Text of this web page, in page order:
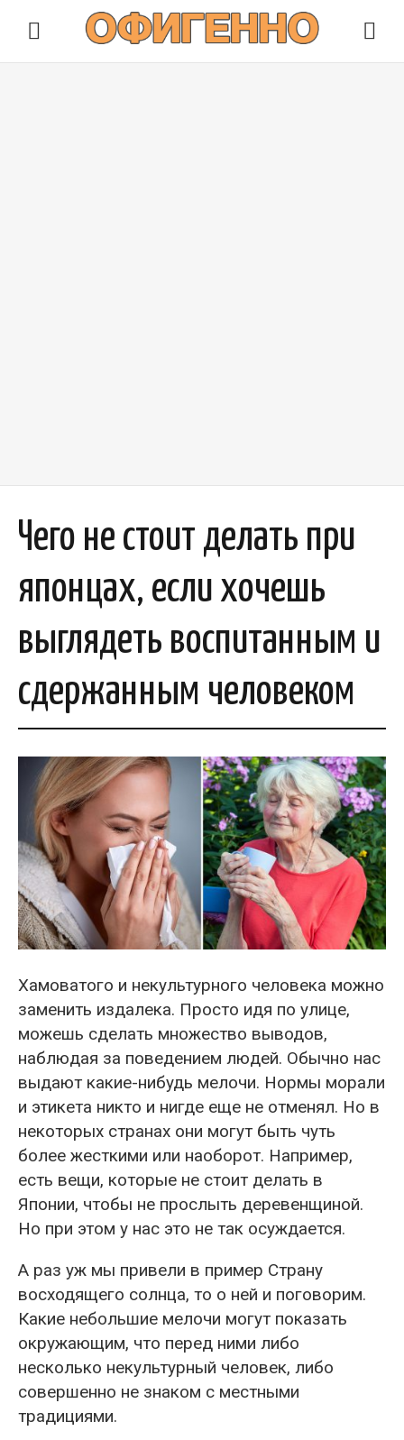
Чего не стоит делать при
японцах, если хочешь
выглядеть воспитанным и
сдержанным человеком
Хамоватого и некультурного человека можно
заменить издалека. Просто идя по улице,
можешь сделать множество выводов,
наблюдая за поведением людей. Обычно нас
выдают какие-нибудь мелочи. Нормы морали
и этикета никто и нигде еще не отменял. Но в
некоторых странах они могут быть чуть
более жесткими или наоборот. Например,
есть вещи, которые не стоит делать в
Японии, чтобы не прослыть деревенщиной.
Но при этом у нас это не так осуждается.
А раз уж мы привели в пример Страну
восходящего солнца, то о ней и поговорим.
Какие небольшие мелочи могут показать
окружающим, что перед ними либо
несколько некультурный человек, либо
совершенно не знаком с местными
традициями.